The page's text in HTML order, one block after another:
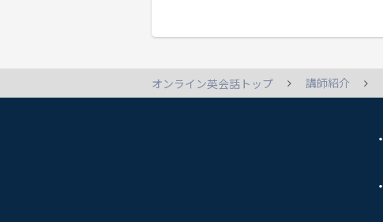
オンライン英会話トップ 講師紹介